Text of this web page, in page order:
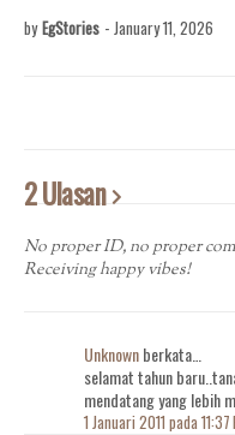
by EgStories - January 11, 2026
2 Ulasan
No proper ID, no proper
Receiving happy vibes!
Unknownberkata…
selamat tahun
mendatang yang lebih
1 Januari 2011 pada 11:37